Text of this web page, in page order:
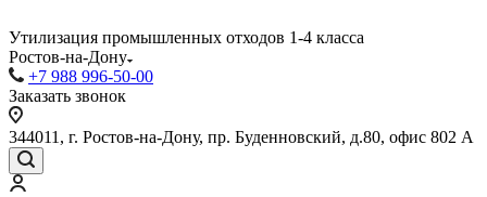
Утилизация промышленных отходов 1-4 класса
Ростов-на-Дону
+7 988 996-50-00
Заказать звонок
344011, г. Ростов-на-Дону, пр. Буденновский, д.80, офис 802 А